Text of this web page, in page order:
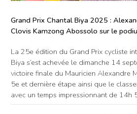
Grand Prix Chantal Biya 2025 :
Clovis Kamzong Abossolo sur le
La 25e édition du Grand Prix cycliste
Biya s’est achevée le dimanche 14
victoire finale du Mauricien Alexandre
5e et dernière étape ainsi que le
avec un temps impressionnant de 14h